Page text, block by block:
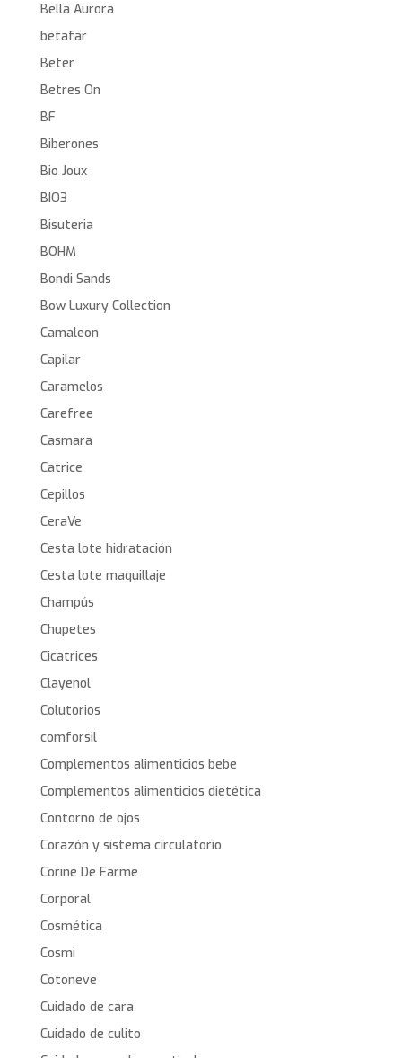
Bella Aurora
betafar
Beter
Betres On
BF
Biberones
Bio Joux
BIO3
Bisuteria
BOHM
Bondi Sands
Bow Luxury Collection
Camaleon
Capilar
Caramelos
Carefree
Casmara
Catrice
Cepillos
CeraVe
Cesta lote hidratación
Cesta lote maquillaje
Champús
Chupetes
Cicatrices
Clayenol
Colutorios
comforsil
Complementos alimenticios bebe
Complementos alimenticios dietética
Contorno de ojos
Corazón y sistema circulatorio
Corine De Farme
Corporal
Cosmética
Cosmi
Cotoneve
Cuidado de cara
Cuidado de culito